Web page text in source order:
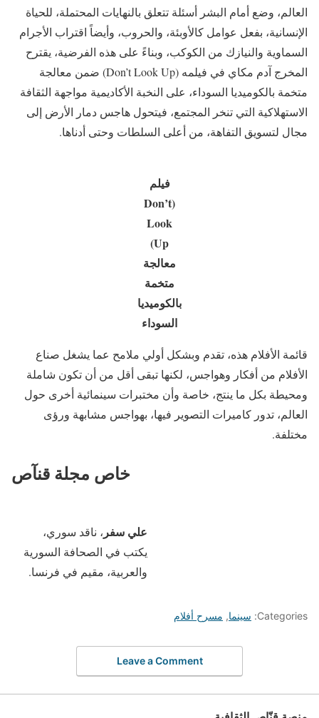
العالم، وضع أمام البشر أسئلة تتعلق بالنهايات المحتملة، للحياة
الإنسانية، بفعل عوامل كالأوبئة، والحروب، وأيضاً اقتراب الأجرام
السماوية والنيازك من الكوكب، وبناءً على هذه الفرضية، يقترح
المخرج آدم مكاي في فيلمه (Don’t Look Up) ضمن معالجة
متخمة بالكوميديا السوداء، على النخبة الأكاديمية مواجهة الثقافة
الاستهلاكية التي تنخر المجتمع، فيتحول هاجس دمار الأرض إلى
مجال لتسويق التفاهة، من أعلى السلطات وحتى أدناها.
فيلم
(Don’t
Look
Up)
معالجة
متخمة
بالكوميديا
السوداء
قائمة الأفلام هذه، تقدم وبشكل أولي ملامح عما يشغل صناع
الأفلام من أفكار وهواجس، لكنها تبقى أقل من أن تكون شاملة
ومحيطة بكل ما ينتج، خاصة وأن مختبرات سينمائية أخرى حول
العالم، تدور كاميرات التصوير فيها، بهواجس مشابهة ورؤى
مختلفة.
خاص مجلة قنآص
علي سفر ، ناقد سوري،
يكتب في الصحافة السورية
والعربية، مقيم في فرنسا.
Categories: سينما, مسرح أفلام
Leave a Comment